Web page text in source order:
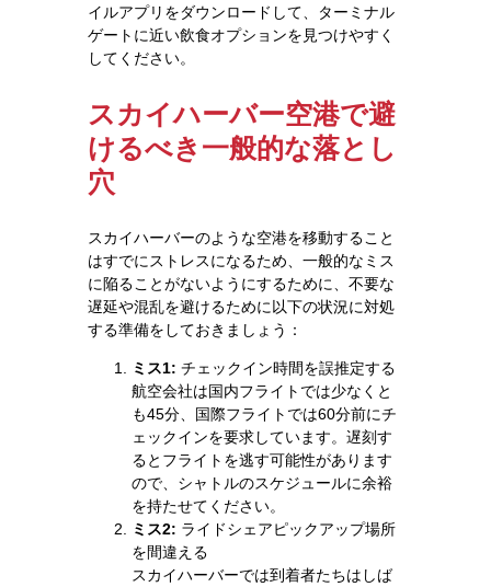
イルアプリをダウンロードして、ターミナル
ゲートに近い飲食オプションを見つけやすく
してください。
スカイハーバー空港で避
けるべき一般的な落とし
穴
スカイハーバーのような空港を移動すること
はすでにストレスになるため、一般的なミス
に陥ることがないようにするために、不要な
遅延や混乱を避けるために以下の状況に対処
する準備をしておきましょう：
ミス1: チェックイン時間を誤推定する
航空会社は国内フライトでは少なくと
も45分、国際フライトでは60分前にチ
ェックインを要求しています。遅刻す
るとフライトを逃す可能性があります
ので、シャトルのスケジュールに余裕
を持たせてください。
ミス2: ライドシェアピックアップ場所
を間違える
スカイハーバーでは到着者たちはしば